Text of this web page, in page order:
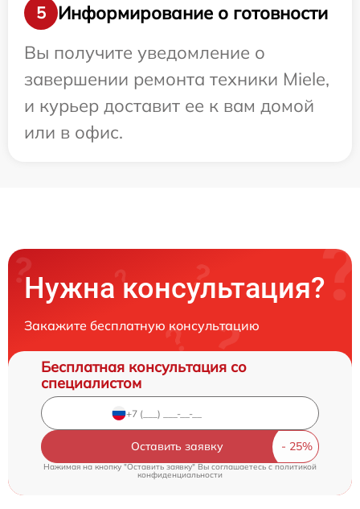
5
Информирование о готовности
Вы получите уведомление о
завершении ремонта техники Miele,
и курьер доставит ее к вам домой
или в офис.
Нужна консультация?
Закажите бесплатную консультацию
Бесплатная консультация со
специалистом
Оставить заявку
Нажимая на кнопку "Оставить заявку" Вы соглашаетесь c политикой
конфиденциальности